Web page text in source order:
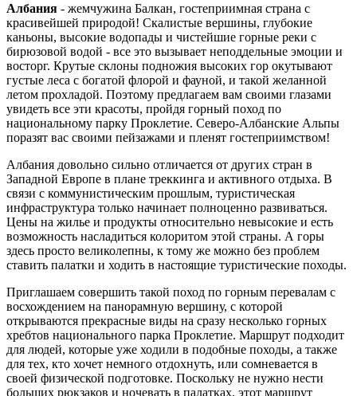
Албания - жемчужина Балкан, гостеприимная страна с
красивейшей природой! Скалистые вершины, глубокие
каньоны, высокие водопады и чистейшие горные реки с
бирюзовой водой - все это вызывает неподдельные эмоции и
восторг. Крутые склоны подножия высоких гор окутывают
густые леса с богатой флорой и фауной, и такой желанной
летом прохладой. Поэтому предлагаем вам своими глазами
увидеть все эти красоты, пройдя горный поход по
национальному парку Проклетие. Северо-Албанские Альпы
поразят вас своими пейзажами и пленят гостеприимством!
Албания довольно сильно отличается от других стран в
Западной Европе в плане треккинга и активного отдыха. В
связи с коммунистическим прошлым, туристическая
инфраструктура только начинает полноценно развиваться.
Цены на жилье и продукты относительно невысокие и есть
возможность насладиться колоритом этой страны. А горы
здесь просто великолепны, к тому же можно без проблем
ставить палатки и ходить в настоящие туристические походы.
Приглашаем совершить такой поход по горным перевалам с
восхождением на панорамную вершину, с которой
открываются прекрасные виды на сразу несколько горных
хребтов национального парка Проклетие. Маршрут подходит
для людей, которые уже ходили в подобные походы, а также
для тех, кто хочет немного отдохнуть, или сомневается в
своей физической подготовке. Поскольку не нужно нести
больших рюкзаков и ночевать в палатках, этот маршрут